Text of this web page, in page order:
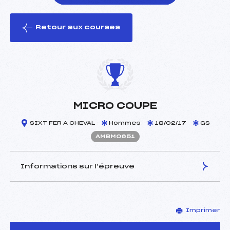
le ski
Retour aux courses
MICRO COUPE
SIXT FER A CHEVAL Hommes 18/02/17 GS
AMBM0651
Informations sur l’épreuve
LEROULLEY PIERRE (MB)
Arbitre :
PELLISSIER JAMES (MB)
Imprimer